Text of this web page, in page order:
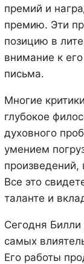
премий и
премию. Эти
позицию в
внимание к
письма.
Многие
глубокое
духовного
умением
Все это
таланте и
Сегодня
самых
Его работы